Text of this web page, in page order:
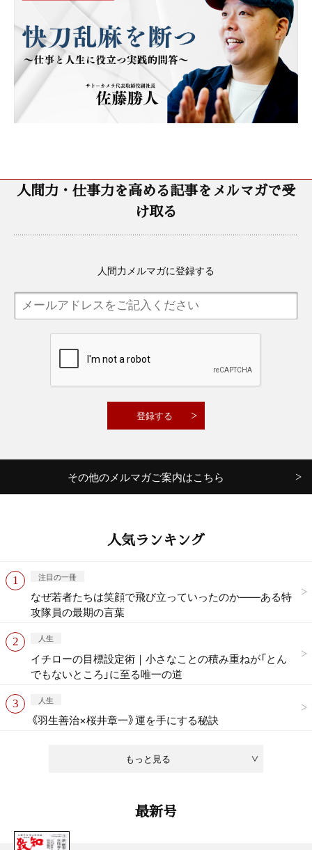
人間力・仕事力を高める記事をメルマガで受
け取る
人間力メルマガに登録する
その他のメルマガご案内はこちら
人気ランキング
もっと見る
注目の一冊
なぜ若者たちは笑顔で飛び立っていったのか——ある特
攻隊員の最期の言葉
人生
イチローの目標設定術｜小さなことの積み重ねが「とん
でもないところ」に至る唯一の道
人生
《羽生善治×桜井章一》運を手にする秘訣
最新号